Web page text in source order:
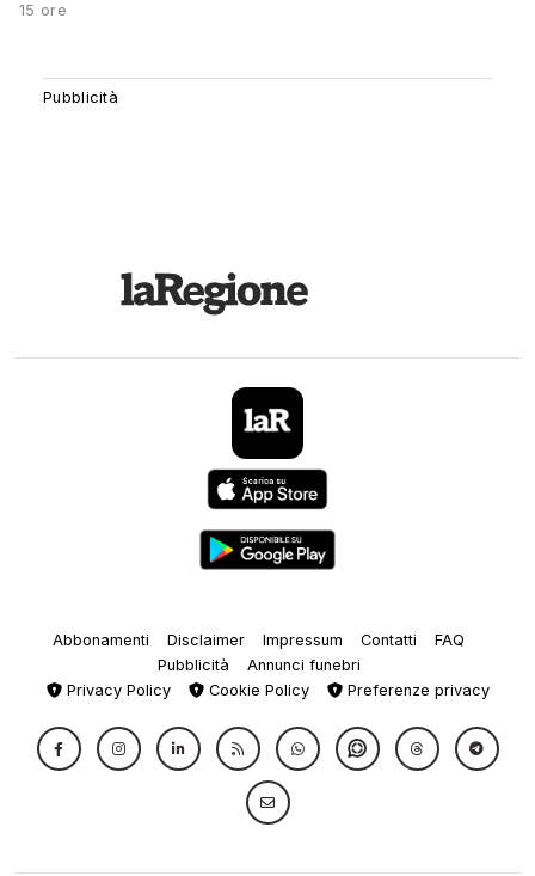
15 ore
Abbonamenti Disclaimer Impressum Contatti
FAQ
Pubblicità
Annunci funebri
Privacy Policy
Cookie Policy Preferenze privacy